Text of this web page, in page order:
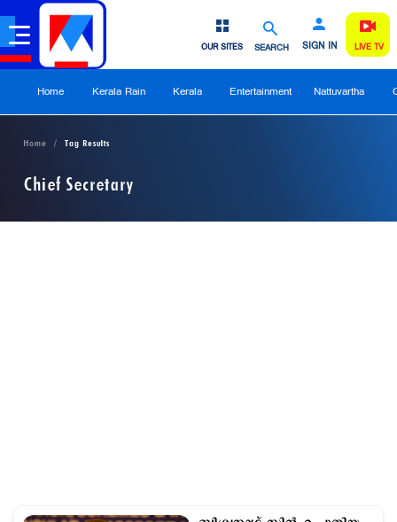
SEARCH SIGN IN
OUR SITES LIVE TV
Home Kerala Rain Kerala Entertainment Nattuvartha
Home Tag Results
Chief Secretary